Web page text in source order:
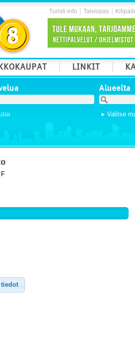
Turisti-info Talviopas
LINKIT
Alueelta
Valitse
F